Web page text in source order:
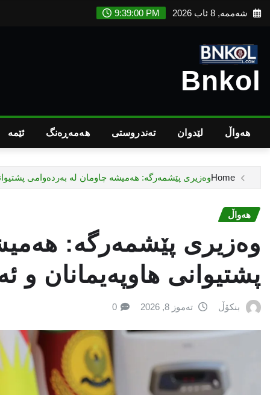
Skip
شەممە, 8 ئاب 2026 9:39:01 PM
Bnkol
هەواڵ لێدوان تەندروستى هەمەڕەنگ ئێمە
Homeوەزیری پێشمەرگە: هەمیشە چاومان لە بەردەوامی
هەواڵ
وەزیری پێشمەرگە:
پشتیوانی هاوپەیمانان و
بنکۆڵ تەموز 8, 2026 0